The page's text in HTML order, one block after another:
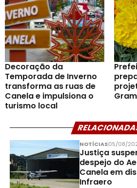
Decoração da
Temporada de Inverno
transforma as ruas de
Canela e impulsiona o
turismo local
NOTÍCIAS05/08/
Justiça
despejo do
Canela em
Infraero